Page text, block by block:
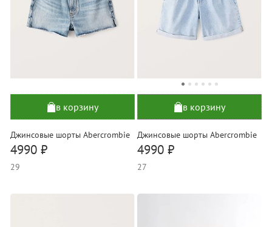
в корзину
Джинсовые шорты Abercrombie
4990 ₽
29
в корзину
Джинсовые шорты Abercrombie
4990 ₽
27